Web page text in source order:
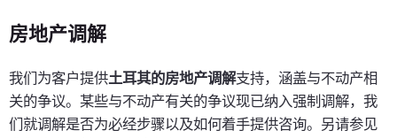
房地产调解
我们为客户提供土耳其的房地产调解支持，涵盖与不动产相
关的争议。某些与不动产有关的争议现已纳入强制调解，我
们就调解是否为必经步骤以及如何着手提供咨询。另请参见